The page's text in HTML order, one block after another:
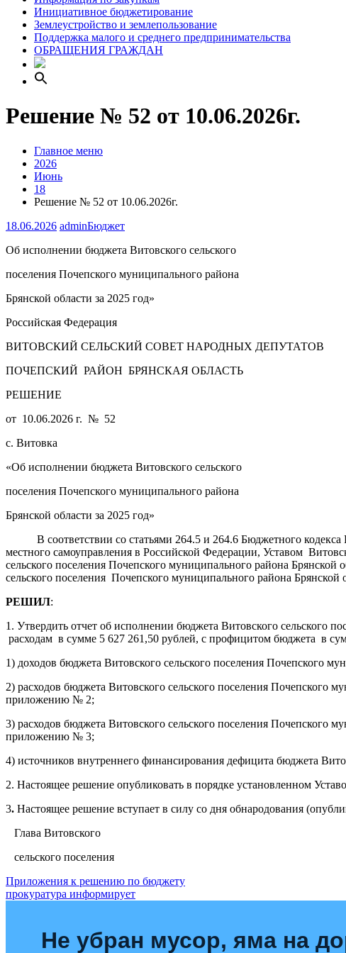
Инициативное бюджетирование
Землеустройство и землепользование
Поддержка малого и среднего предпринимательства
ОБРАЩЕНИЯ ГРАЖДАН
Решение № 52 от 10.06.2026г.
Главное меню
2026
Июнь
18
Решение № 52 от 10.06.2026г.
18.06.2026 adminБюджет
Об исполнении бюджета Витовского сельского
поселения Почепского муниципального района
Брянской области за 2025 год»
Российская Федерация
ВИТОВСКИЙ СЕЛЬСКИЙ СОВЕТ НАРОДНЫХ ДЕПУТАТОВ
ПОЧЕПСКИЙ РАЙОН БРЯНСКАЯ ОБЛАСТЬ
РЕШЕНИЕ
от 10.06.2026 г. № 52
с. Витовка
«Об исполнении бюджета Витовского сельского
поселения Почепского муниципального района
Брянской области за 2025 год»
В соответствии со статьями 264.5 и 264.6 Бюджетного кодекса
местного самоуправления в Российской Федерации, Уставом
сельского поселения Почепского муниципального района
сельского поселения Почепского муниципального района
РЕШИЛ:
1. Утвердить отчет об исполнении бюджета Витовского сельского
расходам в сумме 5 627 261,50 рублей, с профицитом бюджета в
1) доходов бюджета Витовского сельского поселения Почепского
2) расходов бюджета Витовского сельского поселения Почепского
приложению № 2;
3) расходов бюджета Витовского сельского поселения Почепского
приложению № 3;
4) источников внутреннего финансирования дефицита бюджета
2. Настоящее решение опубликовать в порядке установленном
3. Настоящее решение вступает в силу со дня обнародования
Глава Витовского
сельского поселения Л.Н.
Навигация
по
Приложения к решению по бюджету
прокуратура информирует
Не убран мусор, яма на